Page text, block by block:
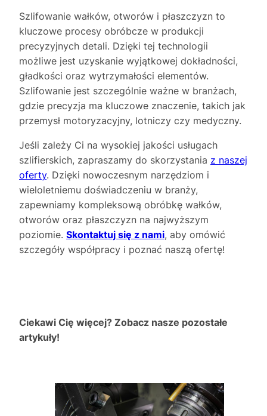
Szlifowanie wałków, otworów i płaszczyzn to
kluczowe procesy obróbcze w produkcji
precyzyjnych detali. Dzięki tej technologii
możliwe jest uzyskanie wyjątkowej dokładności,
gładkości oraz wytrzymałości elementów.
Szlifowanie jest szczególnie ważne w branżach,
gdzie precyzja ma kluczowe znaczenie, takich jak
przemysł motoryzacyjny, lotniczy czy medyczny.
Jeśli zależy Ci na wysokiej jakości usługach
szlifierskich, zapraszamy do skorzystania z naszej
oferty. Dzięki nowoczesnym narzędziom i
wieloletniemu doświadczeniu w branży,
zapewniamy kompleksową obróbkę wałków,
otworów oraz płaszczyzn na najwyższym
poziomie. Skontaktuj się z nami, aby omówić
szczegóły współpracy i poznać naszą ofertę!
Ciekawi Cię więcej? Zobacz nasze pozostałe
artykuły!